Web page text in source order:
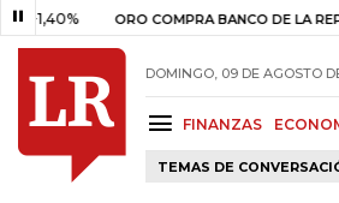
ORO COMPRA BANCO DE LA REPÚBLICA
DOMINGO, 09 DE AGOSTO
FINANZAS
TEMAS DE